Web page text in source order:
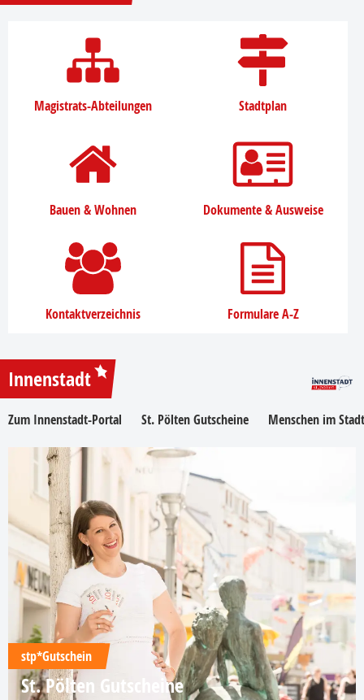
Magistrats-Abteilungen Stadtplan
Bauen & Wohnen Dokumente & Ausweise
Kontaktverzeichnis Formulare A-Z
Innenstadt
Zum Innenstadt-Portal St. Pölten Gutscheine Menschen im
stp*Gutschein
St. Pölten Gutscheine